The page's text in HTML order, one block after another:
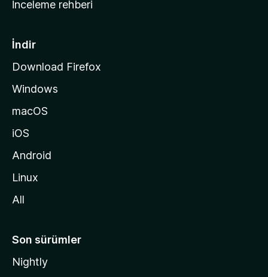
y
a
ı
n
i
d
İnceleme rehberi
İndir
Download Firefox
Windows
macOS
iOS
Android
Linux
All
Son sürümler
Nightly